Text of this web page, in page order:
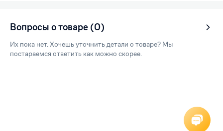
Вопросы о товаре (0)
Их пока нет. Хочешь уточнить детали о товаре? Мы
постараемся ответить как можно скорее.